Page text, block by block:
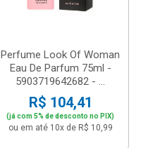
Perfume Look Of Woman
Eau De Parfum 75ml -
5903719642682 - ...
R$ 104,41
(já com 5% de desconto no PIX)
ou em até 10x de R$ 10,99